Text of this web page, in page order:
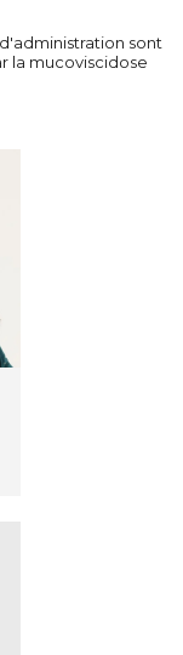
sont
la mucoviscidose